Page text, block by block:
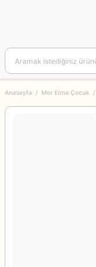
Anasayfa Mor Elma Çocuk